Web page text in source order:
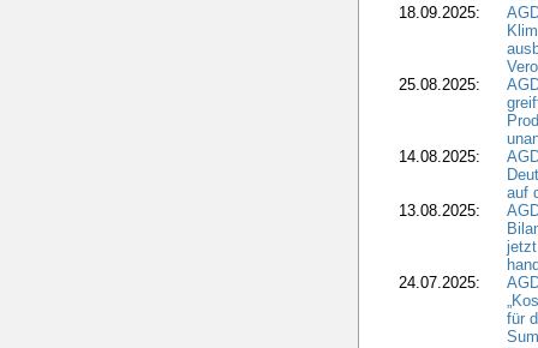
18.09.2025:
25.08.2025:
14.08.2025:
auf
13.08.2025:
24.07.2025:
für